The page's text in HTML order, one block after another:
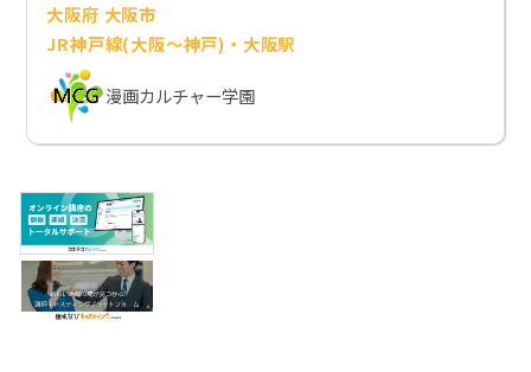
大阪府 大阪市
JR神戸線(大阪～神戸)・大阪駅
漫画カルチャー学園